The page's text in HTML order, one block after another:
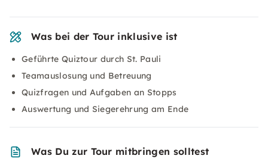
Was bei der Tour inklusive ist
Geführte Quiztour durch St. Pauli
Teamauslosung und Betreuung
Quizfragen und Aufgaben an Stopps
Auswertung und Siegerehrung am Ende
Was Du zur Tour mitbringen solltest